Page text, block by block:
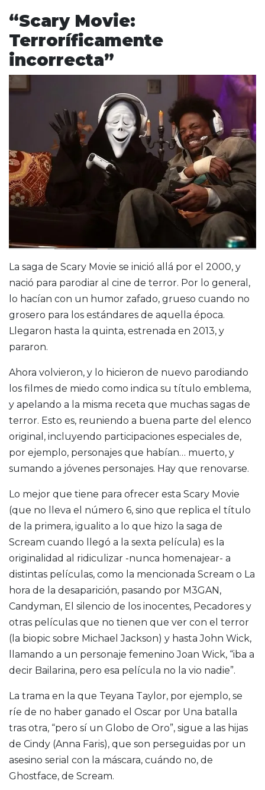
“Scary Movie:
Terroríficamente
incorrecta”
La saga de Scary Movie se inició allá por el 2000, y
nació para parodiar al cine de terror. Por lo general,
lo hacían con un humor zafado, grueso cuando no
grosero para los estándares de aquella época.
Llegaron hasta la quinta, estrenada en 2013, y
pararon.
Ahora volvieron, y lo hicieron de nuevo parodiando
los filmes de miedo como indica su título emblema,
y apelando a la misma receta que muchas sagas de
terror. Esto es, reuniendo a buena parte del elenco
original, incluyendo participaciones especiales de,
por ejemplo, personajes que habían… muerto, y
sumando a jóvenes personajes. Hay que renovarse.
Lo mejor que tiene para ofrecer esta Scary Movie
(que no lleva el número 6, sino que replica el título
de la primera, igualito a lo que hizo la saga de
Scream cuando llegó a la sexta película) es la
originalidad al ridiculizar -nunca homenajear- a
distintas películas, como la mencionada Scream o La
hora de la desaparición, pasando por M3GAN,
Candyman, El silencio de los inocentes, Pecadores y
otras películas que no tienen que ver con el terror
(la biopic sobre Michael Jackson) y hasta John Wick,
llamando a un personaje femenino Joan Wick, “iba a
decir Bailarina, pero esa película no la vio nadie”.
La trama en la que Teyana Taylor, por ejemplo, se
ríe de no haber ganado el Oscar por Una batalla
tras otra, “pero sí un Globo de Oro”, sigue a las hijas
de Cindy (Anna Faris), que son perseguidas por un
asesino serial con la máscara, cuándo no, de
Ghostface, de Scream.